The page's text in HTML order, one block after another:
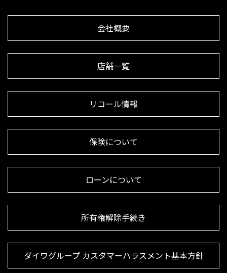
会社概要
店舗一覧
リコール情報
保険について
ローンについて
所有権解除手続き
ダイワグループ カスタマーハラスメント基本方針